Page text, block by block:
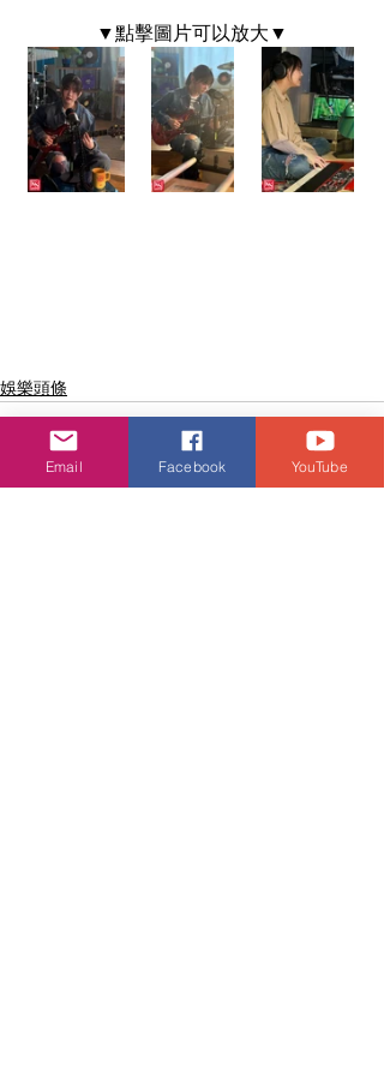
▼點擊圖片可以放大▼
娛樂頭條
Email Facebook YouTube